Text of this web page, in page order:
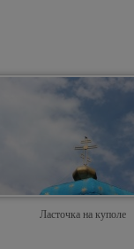
Ласточка на куполе